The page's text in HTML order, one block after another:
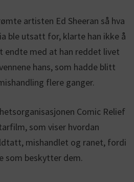
artisten Ed Sheeran så hva
ble utsatt for, klarte han ikke å
endte med at han reddet livet
hans, som hadde blitt
flere ganger.
Comic Relief
som viser hvordan
mishandlet og ranet, fordi
som beskytter dem.